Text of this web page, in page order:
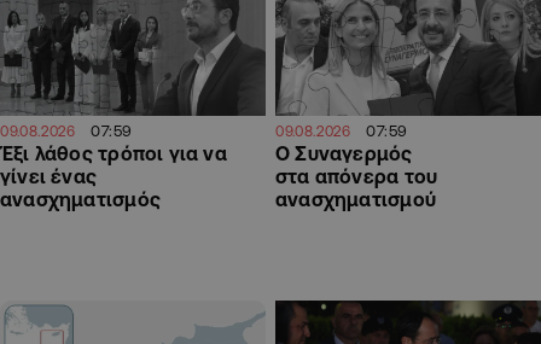
09.08.2026 07:59
Έξι λάθος τρόποι για να
γίνει ένας
ανασχηματισμός
09.08.2026 07:59
Ο Συναγερμός
στα απόνερα του
ανασχηματισμού